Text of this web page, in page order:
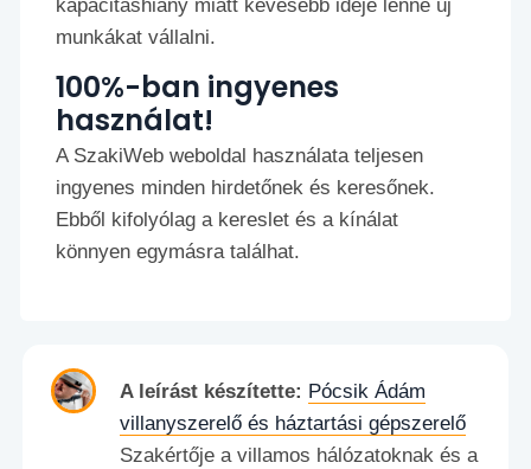
kapacitáshiány miatt kevesebb ideje lenne új
munkákat vállalni.
100%-ban ingyenes
használat!
A SzakiWeb weboldal használata teljesen
ingyenes minden hirdetőnek és keresőnek.
Ebből kifolyólag a kereslet és a kínálat
könnyen egymásra találhat.
A leírást készítette: Pócsik Ádám
villanyszerelő és háztartási gépszerelő
Szakértője a villamos hálózatoknak és a